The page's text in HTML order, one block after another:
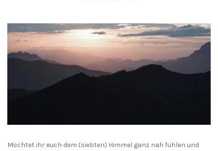
Möchtet ihr euch dem (siebten) Himmel ganz nah fühlen und